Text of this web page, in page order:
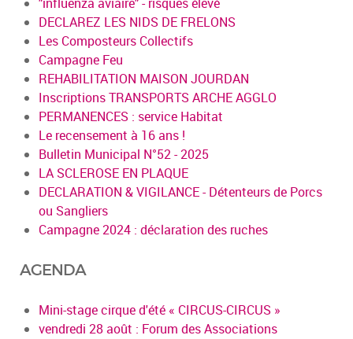
"influenza aviaire" - risques élevé
DECLAREZ LES NIDS DE FRELONS
Les Composteurs Collectifs
Campagne Feu
REHABILITATION MAISON JOURDAN
Inscriptions TRANSPORTS ARCHE AGGLO
PERMANENCES : service Habitat
Le recensement à 16 ans !
Bulletin Municipal N°52 - 2025
LA SCLEROSE EN PLAQUE
DECLARATION & VIGILANCE - Détenteurs de Porcs
ou Sangliers
Campagne 2024 : déclaration des ruches
AGENDA
Mini-stage cirque d'été « CIRCUS-CIRCUS »
vendredi 28 août : Forum des Associations